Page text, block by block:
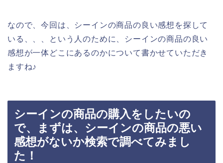
なので、今回は、シーインの商品の良い感想を探して
いる、、、という人のために、シーインの商品の良い
感想が一体どこにあるのかについて書かせていただき
ますね♪
シーインの商品の購入をしたいの
で、まずは、シーインの商品の悪い
感想がないか検索で調べてみまし
た！